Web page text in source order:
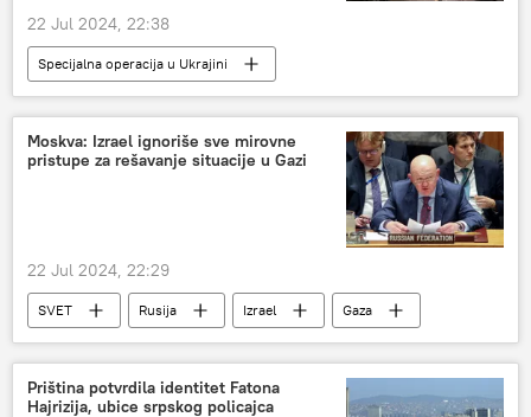
22 Jul 2024, 22:38
Specijalna operacija u Ukrajini
Specijalna vojna operacija u Ukrajini – vesti
Poljska
Ukrajina
Moskva: Izrael ignoriše sve mirovne
pristupe za rešavanje situacije u Gazi
22 Jul 2024, 22:29
SVET Rusija Izrael
Gaza
Vasilij Nebenzja
Priština potvrdila identitet Fatona
Hajrizija, ubice srpskog policajca